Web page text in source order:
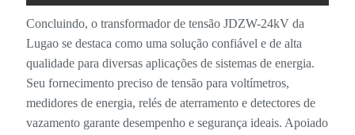
JDZW-24kV da Lugao
Concluindo, o transformador de tensão JDZW-24kV da
Lugao se destaca como uma solução confiável e de alta
qualidade para diversas aplicações de sistemas de energia.
Seu fornecimento preciso de tensão para voltímetros,
medidores de energia, relés de aterramento e detectores de
vazamento garante desempenho e segurança ideais. Apoiado